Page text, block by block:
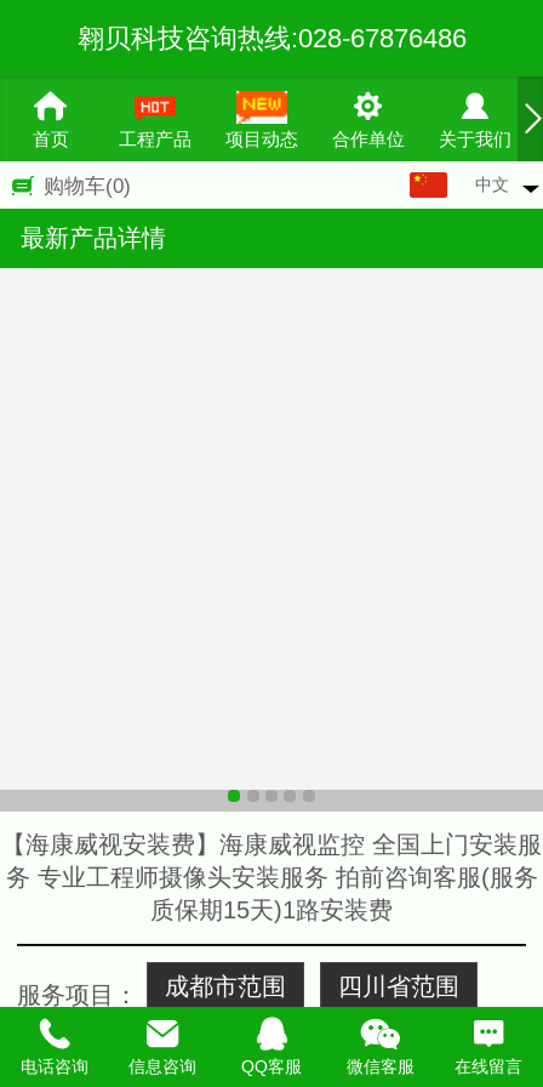
翱贝科技咨询热线:028-67876486
首页 工程产品 项目动态 合作单位 关于我们
购物车(0) 中文
最新产品详情
【海康威视安装费】海康威视监控 全国上门安装服
务 专业工程师摄像头安装服务 拍前咨询客服(服务
质保期15天)1路安装费
服务项目 ： 成都市范围 四川省范围
电话咨询 信息咨询 QQ客服 微信客服 在线留言